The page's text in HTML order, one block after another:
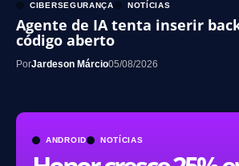
ANDROID NOTÍCIAS
CIBERSEGURANÇA NOTÍCIAS
Agente de IA tenta inserir
código aberto
PorJardeson Márcio05/08/2026